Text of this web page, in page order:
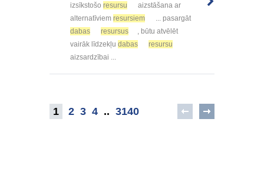
izsīkstošo resursu
aizstāšana ar
alternatīviem resursiem
... pasargāt
dabas
resursus
, būtu atvēlēt
vairāk līdzekļu dabas
resursu
aizsardzībai ...
1 2 3 4 .. 3140